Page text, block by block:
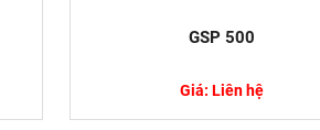
GSP 500
Giá: Liên hệ
việc phối màu